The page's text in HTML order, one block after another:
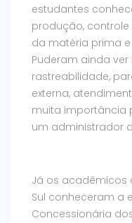
estudantes
produção,
da matéria prima
Puderam ainda
rastreabilidade,
externa,
muita importância
um administrador
Já os acadêmicos
Sul conheceram a
Concessionária